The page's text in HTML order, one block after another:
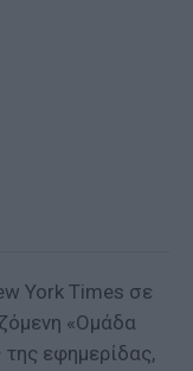
York Times σε
«Ομάδα
εφημερίδας,